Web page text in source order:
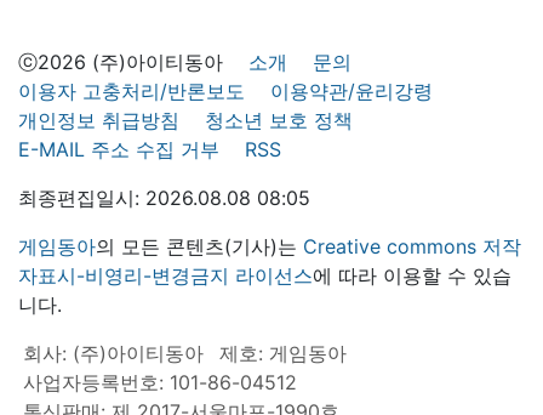
ⓒ2026 (주)아이티동아 소개
문의
이용자 고충처리/반론보도
이용약관/윤리강령
개인정보 취급방침
청소년 보호 정책
E-MAIL 주소 수집 거부
RSS
최종편집일시: 2026.08.08 08:05
게임동아의 모든 콘텐츠(기사)는 Creative commons 저작
자표시-비영리-변경금지 라이선스에 따라 이용할 수 있습
니다.
회사: (주)아이티동아
제호: 게임동아
사업자등록번호: 101-86-04512